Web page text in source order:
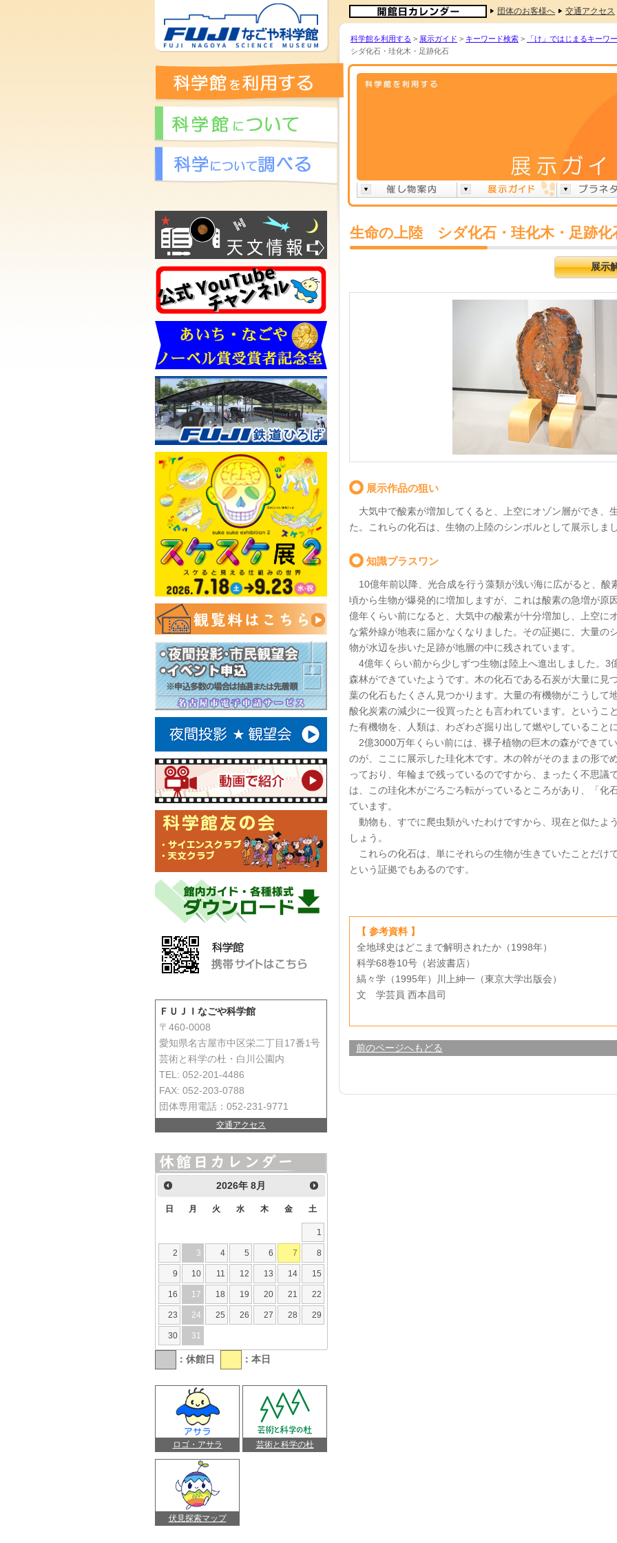
団体のお客様へ 交通アクセス
科学館を利用する > 展示ガイド > キーワード検索 > 「け」ではじまるキーワ
シダ化石・珪化木・足跡化石
生命の上陸 シダ化石・珪化木・足跡化
展示
展示作品の狙い
大気中で酸素が増加してくると、上空にオゾン層ができ、
た。これらの化石は、生物の上陸のシンボルとして展示しまし
知識プラスワン
10億年前以降、光合成を行う藻類が浅い海に広がると、酸
頃から生物が爆発的に増加しますが、これは酸素の急増が原
億年くらい前になると、大気中の酸素が十分増加し、上空に
な紫外線が地表に届かなくなりました。その証拠に、大量の
物が水辺を歩いた足跡が地層の中に残されています。
4億年くらい前から少しずつ生物は陸上へ進出しました。3
森林ができていたようです。木の化石である石炭が大量に見
葉の化石もたくさん見つかります。大量の有機物がこうして
酸化炭素の減少に一役買ったとも言われています。というこ
た有機物を、人類は、わざわざ掘り出して燃やしていること
2億3000万年くらい前には、裸子植物の巨木の森ができて
のが、ここに展示した珪化木です。木の幹がそのままの形で
っており、年輪まで残っているのですから、まったく不思議
は、この珪化木がごろごろ転がっているところがあり、「
ています。
動物も、すでに爬虫類がいたわけですから、現在と似たよ
しょう。
これらの化石は、単にそれらの生物が生きていたことだけ
という証拠でもあるのです。
【 参考資料 】
全地球史はどこまで解明されたか（1998年）
科学68巻10号（岩波書店）
縞々学（1995年）川上紳一（東京大学出版会）
文 学芸員 西本昌司
前のページへもどる
ＦＵＪＩなごや科学館
〒460-0008
愛知県名古屋市中区栄二丁目17番1号
芸術と科学の杜・白川公園内
TEL: 052-201-4486
FAX: 052-203-0788
団体専用電話：052-231-9771
交通アクセス
2026年8月
日 月 火 水 木 金 土
1
2 3 4 5 6 7 8
9 10 11 12 13 14 15
16 17 18 19 20 21 22
23 24 25 26 27 28 29
30 31
：休館日 ：本日
ロゴ・アサラ 芸術と科学の杜
伏見探索マップ